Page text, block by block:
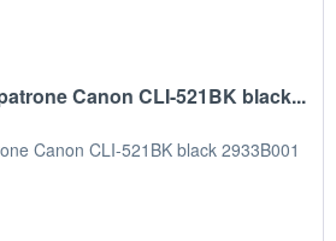
Canon CLI-521BK black...
Canon CLI-521BK black 2933B001